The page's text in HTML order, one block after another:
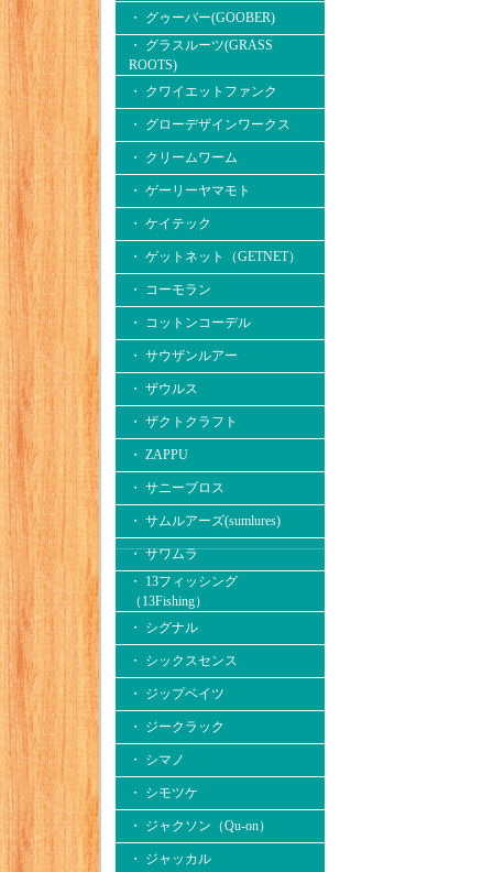
・ グゥーバー(GOOBER)
・ グラスルーツ(GRASS
ROOTS)
・ クワイエットファンク
・ グローデザインワークス
・ クリームワーム
・ ゲーリーヤマモト
・ ケイテック
・ ゲットネット（GETNET）
・ コーモラン
・ コットンコーデル
・ サウザンルアー
・ ザウルス
・ ザクトクラフト
・ ZAPPU
・ サニーブロス
・ サムルアーズ(sumlures)
・ サワムラ
・ 13フィッシング
（13Fishing）
・ シグナル
・ シックスセンス
・ ジップベイツ
・ ジークラック
・ シマノ
・ シモツケ
・ ジャクソン（Qu-on）
・ ジャッカル